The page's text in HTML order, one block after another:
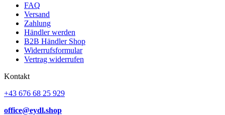
FAQ
Versand
Zahlung
Händler werden
B2B Händler Shop
Widerrufsformular
Vertrag widerrufen
Kontakt
+43 676 68 25 929
office@eydl.shop